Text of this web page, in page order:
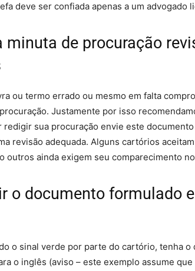
deve ser confiada apenas a um advogado
minuta de procuração
ou termo errado ou mesmo em falta
Justamente por isso
redigir sua procuração envie este
revisão adequada. Alguns cartórios
outros ainda exigem seu comparecimento
o documento formulado
o sinal verde por parte do cartório, tenha
o inglês (aviso – este exemplo assume